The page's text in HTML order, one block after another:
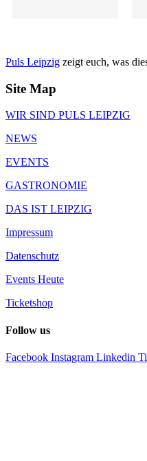
Puls Leipzig zeigt euch, was
Site Map
WIR SIND PULS LEIPZIG
NEWS
EVENTS
GASTRONOMIE
DAS IST LEIPZIG
Impressum
Datenschutz
Events Heute
Ticketshop
Follow us
Facebook Instagram Linkedin